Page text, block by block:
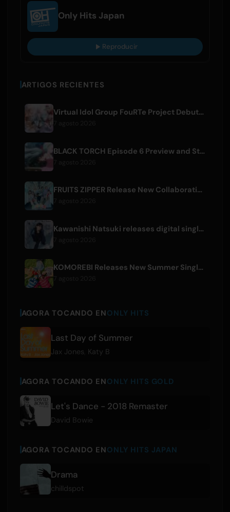
Only Hits Japan
Reproducir
ARTIGOS RECIENTES
Virtual Idol Group FouRTe Project Debuts with 'ALL IN' Album Produced by m-flo's ☆Taku Takahashi
BLACK TORCH Episode 6 Preview and Streaming Details
FRUITS ZIPPER Release New Collaboration Song '1,2,3,FOOOOUR'
Kawanishi Natsuki releases digital single 'Sayonara wa Ichiban Kirei na Atashi de'
KOMOREBI Releases New Summer Single 'Letsu Natsu'
AGORA TOCANDO ENONLY HITS
Last Day of Summer
Jax Jones Katy B
AGORA TOCANDO ENONLY HITS GOLD
Let's Dance - 2018 Remaster
David Bowie
AGORA TOCANDO ENONLY HITS JAPAN
Drama
chilldspot